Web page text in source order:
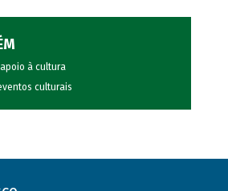
apoio à cultura
culturais